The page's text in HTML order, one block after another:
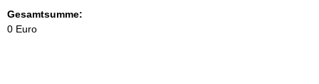
Gesamtsumme:
0 Euro